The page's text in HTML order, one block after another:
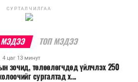
СУРТАЛЧИЛГАА
ТОП МЭДЭЭ
4 цаг 13 минут
зочид, төлөөлөгчдөд үйлчлэх 250
сургалтад х...